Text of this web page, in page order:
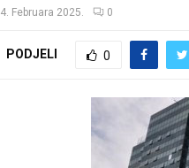
4. Februara 2025. 0
PODJELI 0